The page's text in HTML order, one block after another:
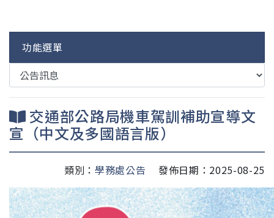
功能選單
交通部公路局機車駕訓補助宣導文
宣（中文及多國語言版）
類別： 學務處公告 發佈日期：2025-08-25